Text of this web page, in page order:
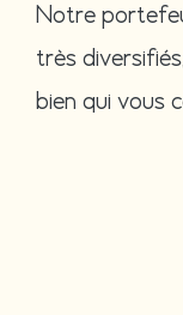
Notre
très
bien qui vous
travaillons